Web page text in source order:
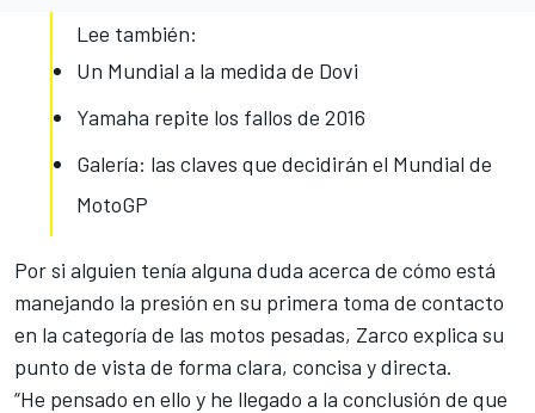
Lee también:
Un Mundial a la medida de Dovi
Yamaha repite los fallos de 2016
Galería: las claves que decidirán el Mundial de
MotoGP
Por si alguien tenía alguna duda acerca de cómo está
manejando la presión en su primera toma de contacto
en la categoría de las motos pesadas, Zarco explica su
punto de vista de forma clara, concisa y directa.
“He pensado en ello y he llegado a la conclusión de que